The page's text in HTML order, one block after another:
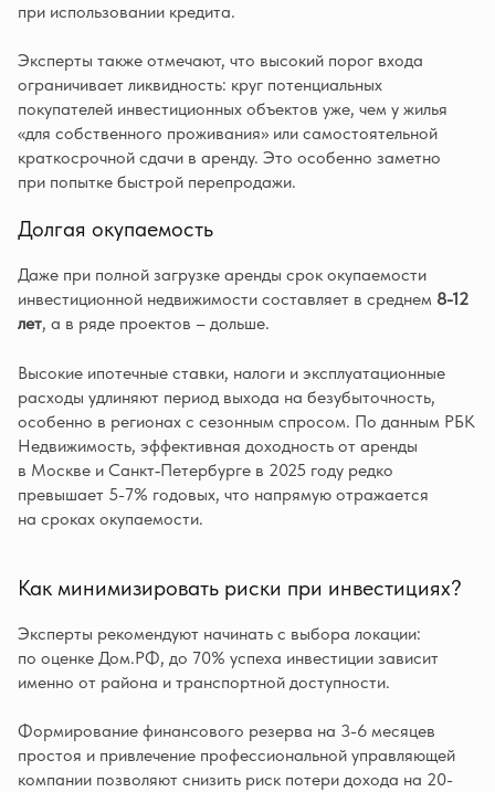
при использовании кредита.
Эксперты также отмечают, что высокий порог входа
ограничивает ликвидность: круг потенциальных
покупателей инвестиционных объектов уже, чем у жилья
«для собственного проживания» или самостоятельной
краткосрочной сдачи в аренду. Это особенно заметно
при попытке быстрой перепродажи.
Долгая окупаемость
Даже при полной загрузке аренды срок окупаемости
инвестиционной недвижимости составляет в среднем 8-12
лет, а в ряде проектов – дольше.
Высокие ипотечные ставки, налоги и эксплуатационные
расходы удлиняют период выхода на безубыточность,
особенно в регионах с сезонным спросом. По данным РБК
Недвижимость, эффективная доходность от аренды
в Москве и Санкт‑Петербурге в 2025 году редко
превышает 5-7% годовых, что напрямую отражается
на сроках окупаемости.
Как минимизировать риски при инвестициях?
Эксперты рекомендуют начинать с выбора локации:
по оценке Дом.РФ, до 70% успеха инвестиции зависит
именно от района и транспортной доступности.
Формирование финансового резерва на 3-6 месяцев
простоя и привлечение профессиональной управляющей
компании позволяют снизить риск потери дохода на 20-